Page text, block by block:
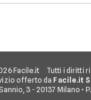
Facile.it Tutti i diritti
offerto da Facile.it
3 - 20137 Milano •